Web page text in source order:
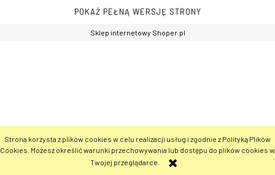
Strona korzysta z plików cookies w celu realizacji usług i zgodnie z Polityką Plików
Cookies. Możesz określić warunki przechowywania lub dostępu do plików cookies w
Twojej przeglądarce.
POKAŻ PEŁNĄ WERSJĘ STRONY
Sklep internetowy Shoper.pl